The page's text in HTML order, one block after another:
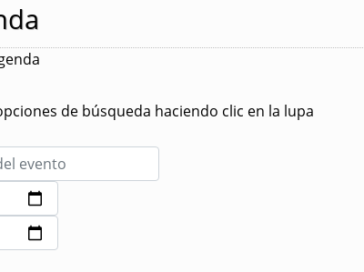
de búsqueda haciendo clic en la lupa